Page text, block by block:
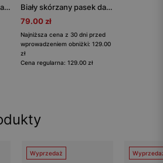
Biała półokrągła torebka damska ze skóry
Biały skórzany pasek damski ze srebrną klamrą
79.00 zł
Najniższa cena z 30 dni przed
wprowadzeniem obniżki: 129.00
zł
Cena regularna: 129.00 zł
Wyprzedaż